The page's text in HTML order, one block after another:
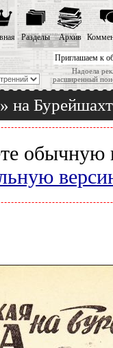
Приглашаем к
Надоела
расширенный
Разделы Архив
на
обычную